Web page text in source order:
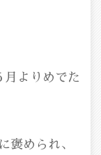
月よりめでた
褒められ、